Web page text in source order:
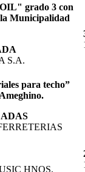
grado 3 con
Municipalidad
S.A.
para techo”
HNOS.